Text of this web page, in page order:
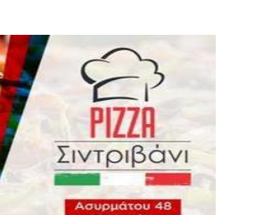
19 Αυγούστου το Νίκη
Βόλου - Πανιώνιος
August 07, 2026